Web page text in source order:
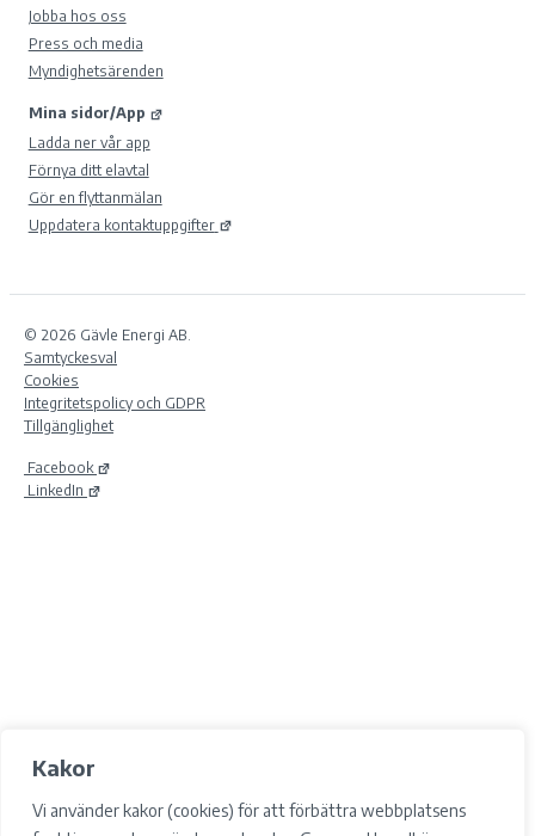
Kakor
Vi använder kakor (cookies) för att förbättra webbplatsens
Jobba hos oss
Press och media
Myndighetsärenden
Mina sidor/App
Ladda ner vår app
Förnya ditt elavtal
Gör en flyttanmälan
Uppdatera kontaktuppgifter
© 2026 Gävle Energi AB.
Samtyckesval
Cookies
Integritetspolicy och GDPR
Tillgänglighet
Facebook
LinkedIn